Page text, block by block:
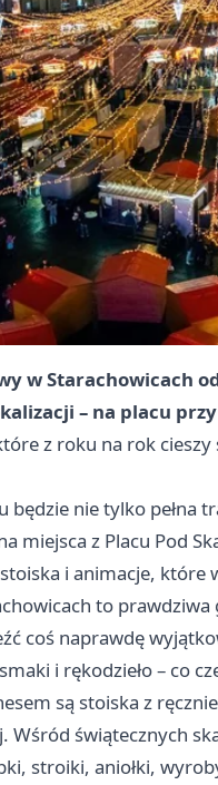
w Starachowicach
– na placu
z roku na rok
będzie nie tylko pełna
miejsca z Placu Pod
i animacje,
to
coś naprawdę
i rękodzieło – co
są stoiska z
Wśród świątecznych
stroiki, aniołki,